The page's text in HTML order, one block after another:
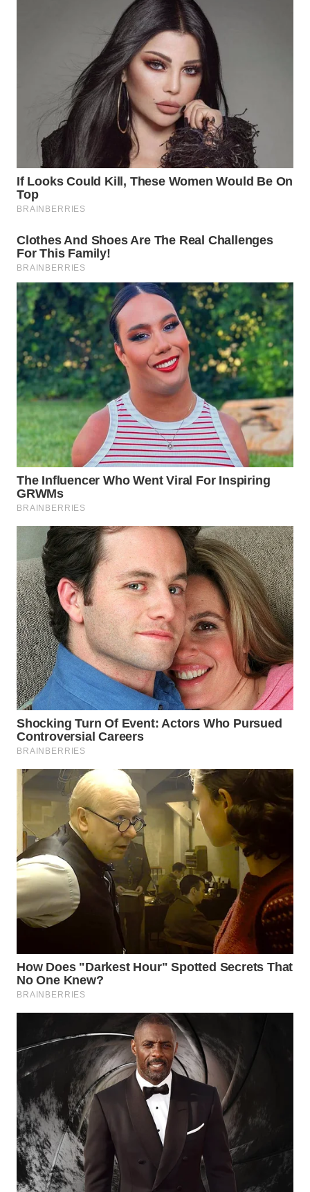
TEBING
TINGGI
WN
PAKPAK
WN
BEKASI
WN
BOGOR
WN
DEPOK
WN
TAPANULI
UTARA
SAMOSIR
WN
PADANG
LAWAS
WN
SUMEDANG
WN
CIANJUR
WN
KEPULAUAN
SERIBU
WN
TANGERANG
WN
WN
CIREBON
WN
INDRAMAYU
WN
KUNINGAN
WN
WN
SUBANG
WN
SUKABUMI
WN
PURWAKARTA